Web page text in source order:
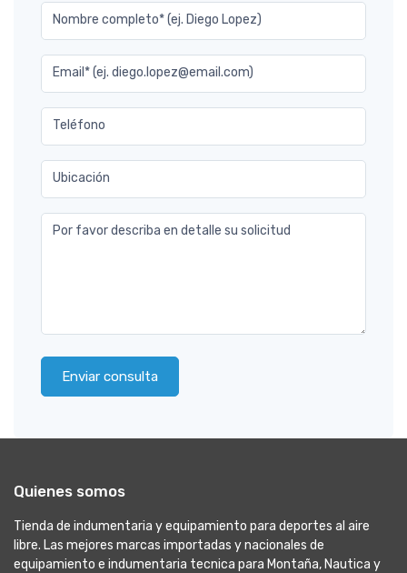
Nombre completo* (ej. Diego Lopez)
Email* (ej. diego.lopez@email.com)
Teléfono
Ubicación
Por favor describa en detalle su solicitud
Enviar consulta
Quienes somos
Tienda de indumentaria y equipamiento para deportes al aire
libre. Las mejores marcas importadas y nacionales de
equipamiento e indumentaria tecnica para Montaña, Nautica y